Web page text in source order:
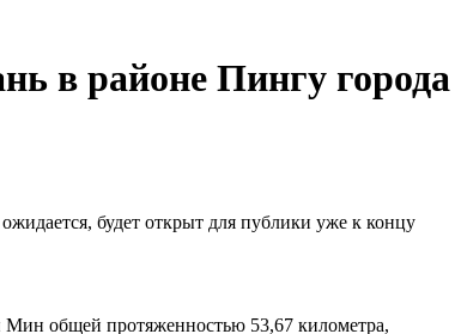
в районе Пингу города
будет открыт для публики уже к концу
Мин общей протяженностью 53,67 километра,